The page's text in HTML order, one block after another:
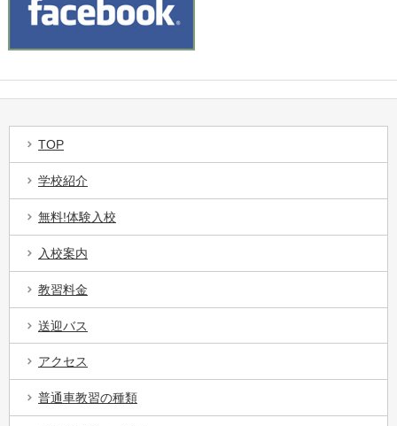
TOP
学校紹介
無料!体験入校
入校案内
教習料金
送迎バス
アクセス
普通車教習の種類